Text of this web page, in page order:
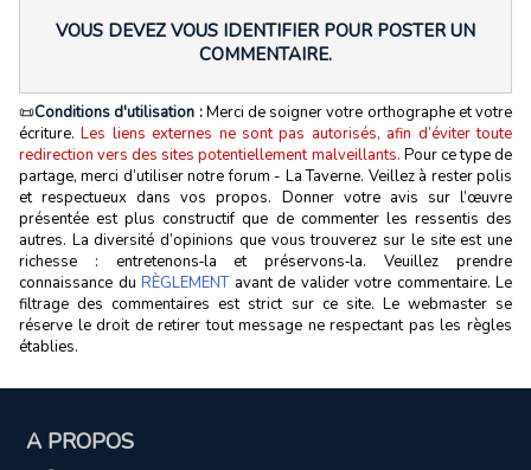
VOUS DEVEZ VOUS IDENTIFIER POUR POSTER UN
COMMENTAIRE.
📜Conditions d'utilisation :Merci de soigner votre orthographe et votre
écriture.Les liens externes ne sont pas autorisés, afin d’éviter toute
redirection vers des sites potentiellement malveillants. Pour ce type de
partage, merci d’utiliser notre forum - La Taverne. Veillez à rester polis
et respectueux dans vos propos. Donner votre avis sur l’œuvre
présentée est plus constructif que de commenter les ressentis des
autres. La diversité d’opinions que vous trouverez sur le site est une
richesse : entretenons‑la et préservons‑la. Veuillez prendre
connaissance du RÈGLEMENTavant de valider votre commentaire. Le
filtrage des commentaires est strict sur ce site. Le webmaster se
réserve le droit de retirer tout message ne respectant pas les règles
établies.
A PROPOS